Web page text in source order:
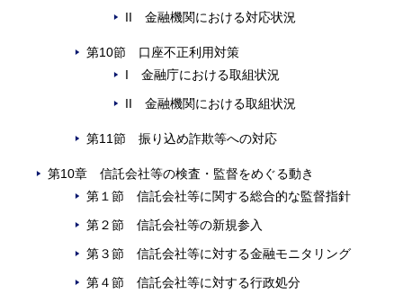
II 金融機関における対応状況
第10節 口座不正利用対策
I 金融庁における取組状況
II 金融機関における取組状況
第11節 振り込め詐欺等への対応
第10章 信託会社等の検査・監督をめぐる動き
第１節 信託会社等に関する総合的な監督指針
第２節 信託会社等の新規参入
第３節 信託会社等に対する金融モニタリング
第４節 信託会社等に対する行政処分